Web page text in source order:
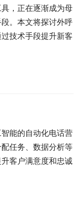
，正在逐渐成为母
。本文将探讨外呼
技术手段提升新客
能的自动化电话营
任务、数据分析等
客户满意度和忠诚